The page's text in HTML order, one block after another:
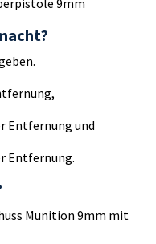
9mm
Entfernung und
Entfernung.
Munition 9mm mit